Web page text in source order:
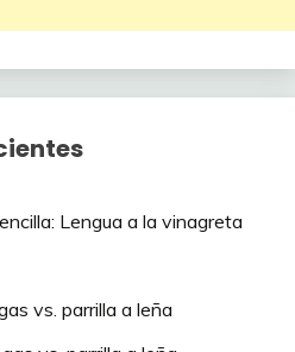
Lengua a la vinagreta
vs. parrilla a leña